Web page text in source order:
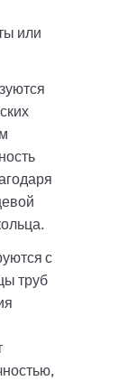
или
с
труб